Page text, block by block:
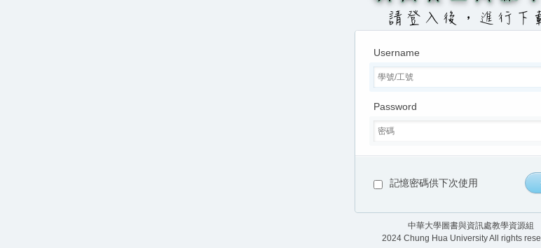
Username
Password
記憶密碼供下次使用
中華大學圖書與資訊處教學資源組
2024 Chung Hua University All rights